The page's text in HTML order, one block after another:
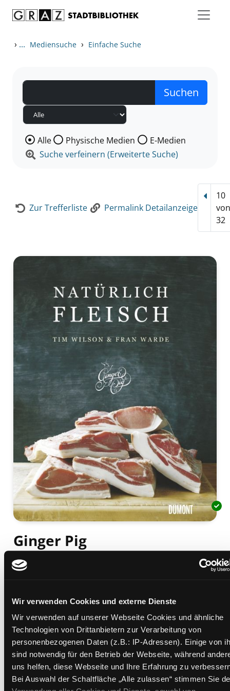
Wir verwenden Cookies und externe Dienste
Wir verwenden auf unserer Webseite Cookies und ähnliche
Technologien von Drittanbietern zur Verarbeitung von
personenbezogenen Daten (z.B.: IP-Adressen). Einige von
sind notwendig für den Betrieb der Webseite, während
uns helfen, diese Webseite und Ihre Erfahrung zu
Bei Auswahl der Schaltfläche „Alle zulassen“ stimmen Sie
› ... Mediensuche › Einfache Suche
Wählen Sie die Medienart nach der Sie suchen wollen.
Alle Physische Medien
E-Medien
Suche verfeinern (Erweiterte Suche)
Zur Trefferliste Permalink Detailanzeige
10
von
32
Ginger Pig
natürlich Fleisch
Mediengruppe:
Beschreibung ein-/ausblenden
Mehr Informationen ein-/ausblenden
Exemplare